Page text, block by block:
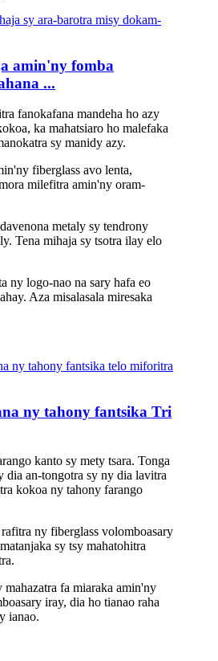
amin'ny fomba
...
fanokafana mandeha ho azy
ka mahatsiaro ho malefaka
sy manidy azy.
fiberglass avo lenta,
milefitra amin'ny oram-
metaly sy tendrony
Tena mihaja sy tsotra ilay elo
ny logo-nao na sary hafa eo
Aza misalasala miresaka
ny tahony fantsika Tri
kanto sy mety tsara. Tonga
dia an-tongotra sy ny dia lavitra
kokoa ny tahony farango
ny fiberglass volomboasary
sy tsy mahatohitra
mahazatra fa miaraka amin'ny
iray, dia ho tianao raha
ianao.